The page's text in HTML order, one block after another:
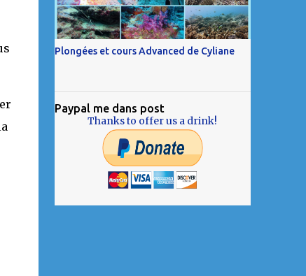
Plongées et cours Advanced de Cyliane
Paypal me dans post
Thanks to offer us a drink!